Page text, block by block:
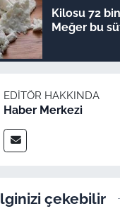
Kilosu 72
Meğer bu
EDITÖR HAKKINDA
Haber Merkezi
çekebilir